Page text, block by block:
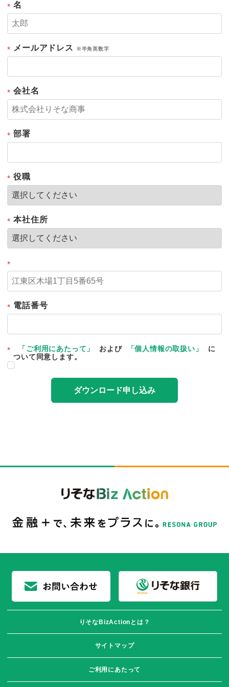
* 名
* メールアドレス ※半角英数字
* 会社名
* 部署
* 役職
* 本社住所
*
* 電話番号
* 「ご利用にあたって」 および 「個人情報の取扱い」
に
ついて同意します。
ダウンロード申し込み
りそなBizActionとは？
サイトマップ
ご利用にあたって